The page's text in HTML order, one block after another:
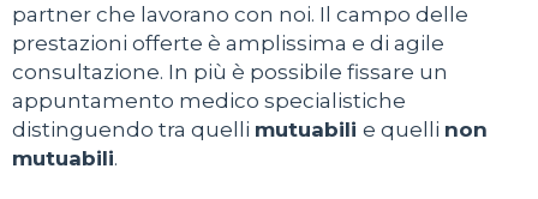
partner che lavorano con noi. Il campo delle
prestazioni offerte è amplissima e di agile
consultazione. In più è possibile fissare un
appuntamento medico specialistiche
distinguendo tra quelli mutuabili e quelli non
mutuabili.